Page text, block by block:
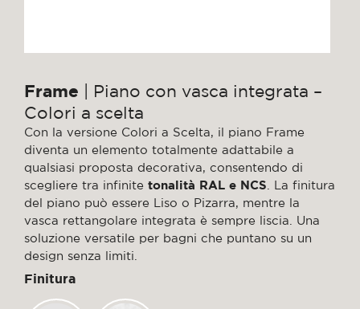
Frame | Piano con vasca integrata –
Colori a scelta
Con la versione Colori a Scelta, il piano Frame
diventa un elemento totalmente adattabile a
qualsiasi proposta decorativa, consentendo di
scegliere tra infinite tonalità RAL e NCS . La finitura
del piano può essere Liso o Pizarra, mentre la
vasca rettangolare integrata è sempre liscia. Una
soluzione versatile per bagni che puntano su un
design senza limiti.
Finitura